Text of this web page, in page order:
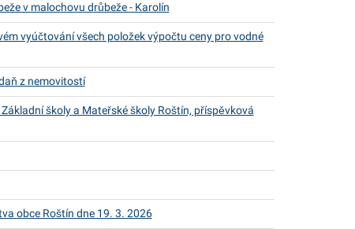
v malochovu drůbeže - Karolín
vyúčtování všech položek výpočtu ceny pro vodné
z nemovitostí
školy a Mateřské školy Roštín, příspěvková
obce Roštín dne 19. 3. 2026